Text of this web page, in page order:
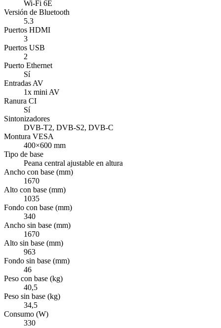
Wi-Fi 6E
Versión de Bluetooth
5.3
Puertos HDMI
3
Puertos USB
2
Puerto Ethernet
Sí
Entradas AV
1x mini AV
Ranura CI
Sí
Sintonizadores
DVB-T2, DVB-S2, DVB-C
Montura VESA
400×600 mm
Tipo de base
Peana central ajustable en altura
Ancho con base (mm)
1670
Alto con base (mm)
1035
Fondo con base (mm)
340
Ancho sin base (mm)
1670
Alto sin base (mm)
963
Fondo sin base (mm)
46
Peso con base (kg)
40,5
Peso sin base (kg)
34,5
Consumo (W)
330